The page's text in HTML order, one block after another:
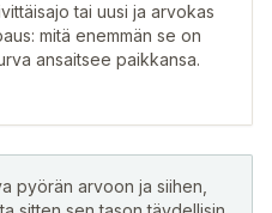
tai uusi ja arvokas
mitä enemmän se on
ansaitsee paikkansa.
pyörän arvoon ja siihen,